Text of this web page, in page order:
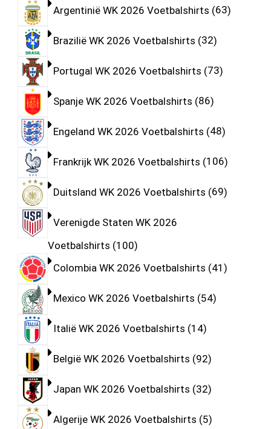
Argentinië WK 2026 Voetbalshirts 63
Brazilië WK 2026 Voetbalshirts 32
Portugal WK 2026 Voetbalshirts 73
Spanje WK 2026 Voetbalshirts 86
Engeland WK 2026 Voetbalshirts 48
Frankrijk WK 2026 Voetbalshirts 106
Duitsland WK 2026 Voetbalshirts 69
Verenigde Staten WK 2026
Voetbalshirts 100
Colombia WK 2026 Voetbalshirts 41
Mexico WK 2026 Voetbalshirts 54
Italië WK 2026 Voetbalshirts 14
België WK 2026 Voetbalshirts 92
Japan WK 2026 Voetbalshirts 32
Algerije WK 2026 Voetbalshirts 5